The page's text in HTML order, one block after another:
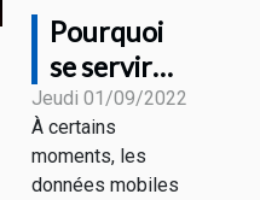
Pourquoi
se servir
d'un VPN
sur un Wi-
Fi public ?
Jeudi 01/09/2022
À certains
moments, les
données mobiles